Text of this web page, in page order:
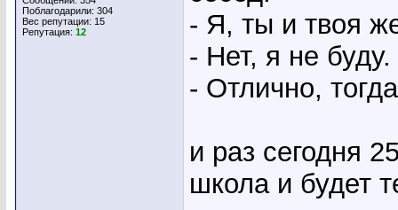
Поблагодарили: 304
Вес репутации: 15
Репутация: 12
- Я, ты и твоя
- Нет, я не буду.
- Отлично,
и раз сегодня
школа и будет